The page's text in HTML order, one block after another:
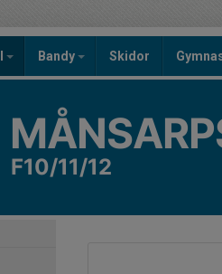
Bandy Skidor
F10/11/12